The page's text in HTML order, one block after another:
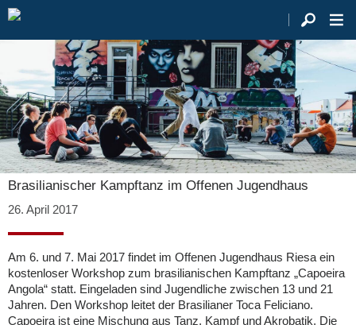
Brasilianischer Kampftanz im Offenen Jugendhaus
26. April 2017
Am 6. und 7. Mai 2017 findet im Offenen Jugendhaus Riesa ein
kostenloser Workshop zum brasilianischen Kampftanz „Capoeira
Angola“ statt. Eingeladen sind Jugendliche zwischen 13 und 21
Jahren. Den Workshop leitet der Brasilianer Toca Feliciano.
Capoeira ist eine Mischung aus Tanz, Kampf und Akrobatik. Die